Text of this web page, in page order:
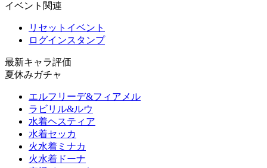
イベント関連
リセットイベント
ログインスタンプ
最新キャラ評価
夏休みガチャ
エルフリーデ&フィアメル
ラビリル&ルウ
水着ヘスティア
水着セッカ
火水着ミナカ
火水着ドーナ